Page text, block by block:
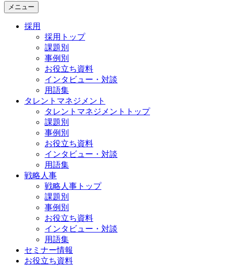
メニュー
採用
採用トップ
課題別
事例別
お役立ち資料
インタビュー・対談
用語集
タレントマネジメント
タレントマネジメントトップ
課題別
事例別
お役立ち資料
インタビュー・対談
用語集
戦略人事
戦略人事トップ
課題別
事例別
お役立ち資料
インタビュー・対談
用語集
セミナー情報
お役立ち資料